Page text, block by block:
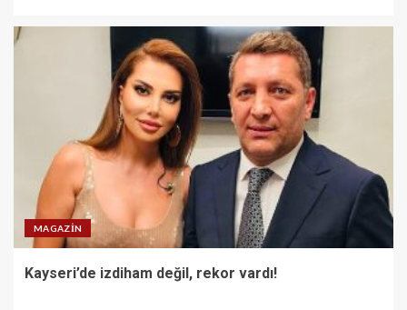
MAGAZIN
Kayseri’de izdiham değil, rekor vardı!